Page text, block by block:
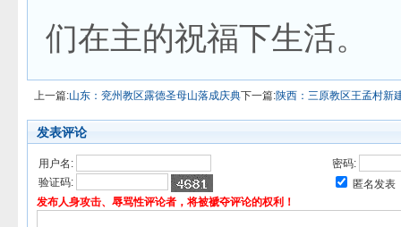
们在主的祝福下生活。
上一篇:山东：兖州教区露德圣母山落成庆典下一篇:陕西：三原教区王孟村新
发表评论
用户名:
密码:
验证码:
匿名发表
发布人身攻击、辱骂性评论者，将被褫夺评论的权利！